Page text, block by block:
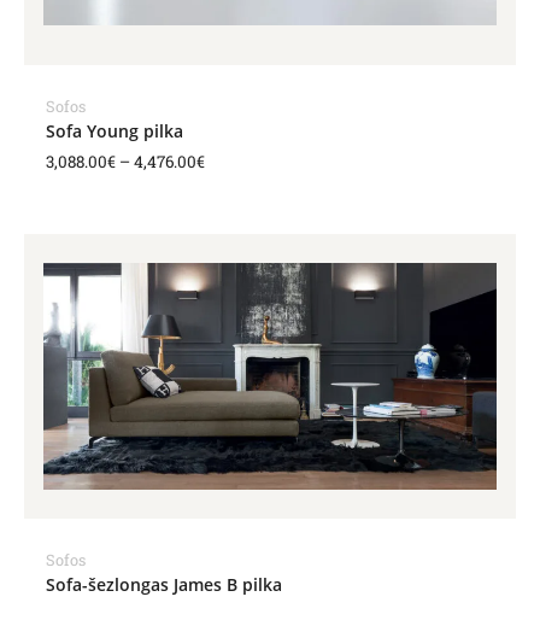
Sofos
Sofa Young pilka
3,088.00€ –4,476.00€
Sofos
Sofa-šezlongas James B pilka